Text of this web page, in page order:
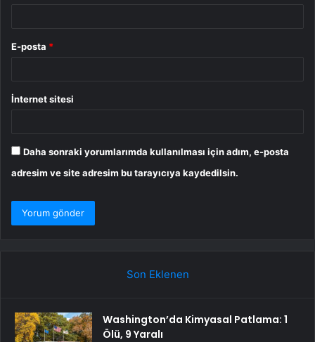
E-posta *
İnternet sitesi
Daha sonraki yorumlarımda kullanılması için adım, e-posta
adresim ve site adresim bu tarayıcıya kaydedilsin.
Son Eklenen
Washington’da Kimyasal Patlama: 1
Ölü, 9 Yaralı